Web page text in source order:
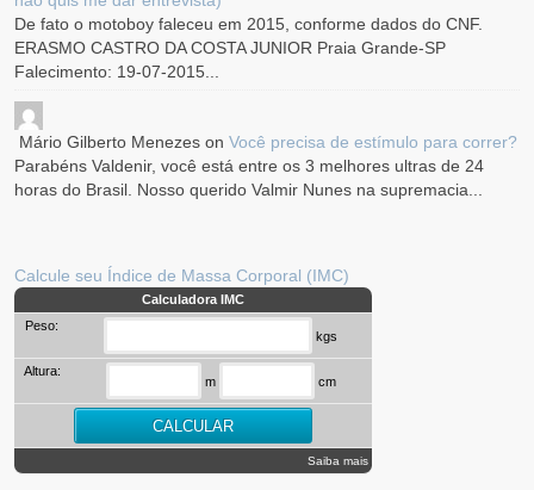
De fato o motoboy faleceu em 2015, conforme dados do CNF.
ERASMO CASTRO DA COSTA JUNIOR Praia Grande-SP
Falecimento: 19-07-2015...
Mário Gilberto Menezes onVocê precisa de estímulo para correr?
Parabéns Valdenir, você está entre os 3 melhores ultras de 24
horas do Brasil. Nosso querido Valmir Nunes na supremacia...
Calcule seu Índice de Massa Corporal (IMC)
Calculadora IMC
Peso:
kgs
Altura:
m cm
Saiba mais